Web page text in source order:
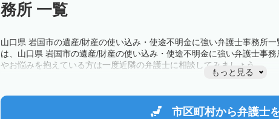
務所 一覧
山口県 岩国市の遺産/財産の使い込み・使途不明金に強い弁護士事務所
は、山口県 岩国市の遺産/財産の使い込み・使途不明金に強い弁護士事
やお悩みを抱えている方は一度近隣の弁護士に相談してみましょう。
もっと見る
市区町村から弁護士